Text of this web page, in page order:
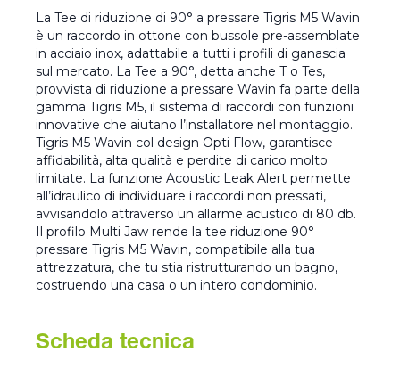
La Tee di riduzione di 90° a pressare Tigris M5 Wavin
è un raccordo in ottone con bussole pre-assemblate
in acciaio inox, adattabile a tutti i profili di ganascia
sul mercato. La Tee a 90°, detta anche T o Tes,
provvista di riduzione a pressare Wavin fa parte della
gamma Tigris M5, il sistema di raccordi con funzioni
innovative che aiutano l’installatore nel montaggio.
Tigris M5 Wavin col design Opti Flow, garantisce
affidabilità, alta qualità e perdite di carico molto
limitate. La funzione Acoustic Leak Alert permette
all’idraulico di individuare i raccordi non pressati,
avvisandolo attraverso un allarme acustico di 80 db.
Il profilo Multi Jaw rende la tee riduzione 90°
pressare Tigris M5 Wavin, compatibile alla tua
attrezzatura, che tu stia ristrutturando un bagno,
costruendo una casa o un intero condominio.
Scheda tecnica